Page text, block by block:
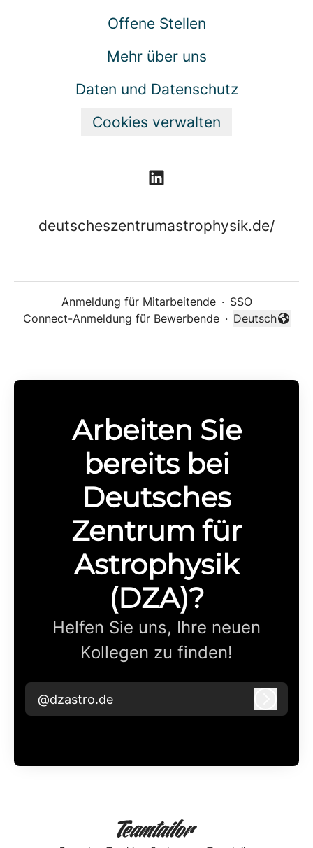
Offene Stellen
Mehr über uns
Daten und Datenschutz
Cookies verwalten
deutscheszentrumastrophysik.de/
Anmeldung für Mitarbeitende · SSO
Connect-Anmeldung für Bewerbende ·
Sprache
Deutsch
Arbeiten Sie
bereits bei
Deutsches
Zentrum für
Astrophysik
(DZA)?
Helfen Sie uns, Ihre neuen
Kollegen zu finden!
@dzastro.de